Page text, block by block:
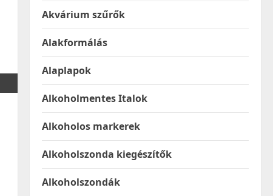
Akvárium szűrők
Alakformálás
Alaplapok
Alkoholmentes Italok
Alkoholos markerek
Alkoholszonda kiegészítők
Alkoholszondák